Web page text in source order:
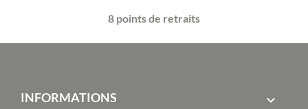
8 points de retraits
INFORMATIONS 